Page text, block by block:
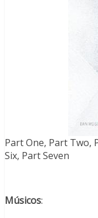
Part One, Part Two,
Six, Part Seven
Músicos: